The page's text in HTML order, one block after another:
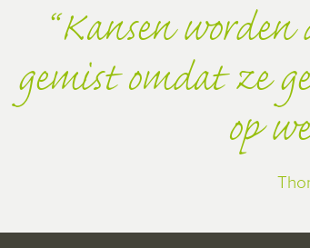
Kansen worden
gemist omdat ze
op